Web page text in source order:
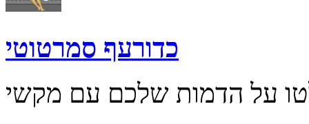
כדורעף סמרטוטי